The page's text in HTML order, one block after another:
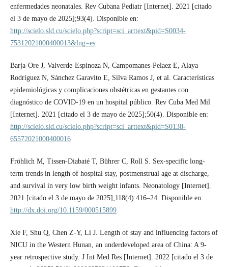
enfermedades neonatales. Rev Cubana Pediatr [Internet]. 2021 [citado
el 3 de mayo de 2025];93(4). Disponible en:
http://scielo.sld.cu/scielo.php?script=sci_arttext&pid=S0034-
75312021000400013&lng=es
Barja-Ore J, Valverde-Espinoza N, Campomanes-Pelaez E, Alaya
Rodríguez N, Sánchez Garavito E, Silva Ramos J, et al. Características
epidemiológicas y complicaciones obstétricas en gestantes con
diagnóstico de COVID-19 en un hospital público. Rev Cuba Med Mil
[Internet]. 2021 [citado el 3 de mayo de 2025];50(4). Disponible en:
http://scielo.sld.cu/scielo.php?script=sci_arttext&pid=S0138-
65572021000400016
Fröhlich M, Tissen-Diabaté T, Bührer C, Roll S. Sex-specific long-
term trends in length of hospital stay, postmenstrual age at discharge,
and survival in very low birth weight infants. Neonatology [Internet].
2021 [citado el 3 de mayo de 2025];118(4):416–24. Disponible en:
http://dx.doi.org/10.1159/000515899
Xie F, Shu Q, Chen Z-Y, Li J. Length of stay and influencing factors of
NICU in the Western Hunan, an underdeveloped area of China: A 9-
year retrospective study. J Int Med Res [Internet]. 2022 [citado el 3 de